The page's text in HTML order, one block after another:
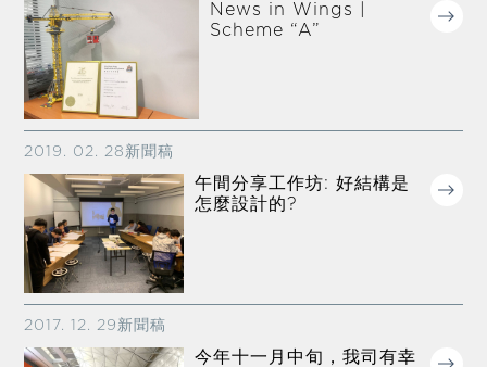
News in Wings |
Scheme “A”
2019. 02. 28 新聞稿
午間分享工作坊: 好結構是
怎麼設計的?
2017. 12. 29 新聞稿
今年十一月中旬，我司有幸